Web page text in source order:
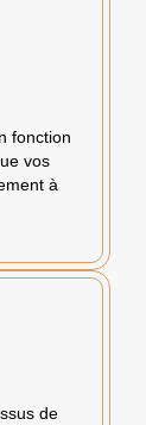
fonction
vos
à
de